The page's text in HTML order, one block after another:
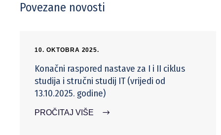
Povezane novosti
10. OKTOBRA 2025.
Konačni raspored nastave za I i II ciklus
studija i stručni studij IT (vrijedi od
13.10.2025. godine)
PROČITAJ VIŠE